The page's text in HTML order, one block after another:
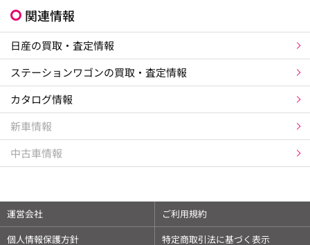
関連情報
日産の買取・査定情報
ステーションワゴンの買取・査定情報
カタログ情報
新車情報
中古車情報
運営会社
ご利用規約
個人情報保護方針
特定商取引法に基づく表示